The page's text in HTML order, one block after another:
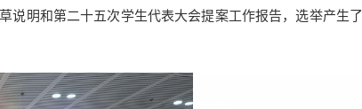
明和第二十五次学生代表大会提案工作报告，选举产生了